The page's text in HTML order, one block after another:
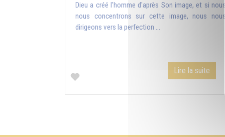
Dieu a créé l'homme d'après Son image, et si nous
nous concentrons sur cette image, nous nous
dirigeons vers la perfection ...
Lire la suite